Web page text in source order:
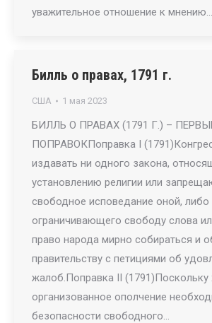
уважительное отношение к мнению…
Билль о правах, 1791 г.
США 1 мая 2023
БИЛЛЬ О ПРАВАХ (1791 Г.) –
ПОПРАВОКПоправка I
издавать ни одного закона,
установлению религии или
свободное исповедание оной, либо
ограничивающего свободу слова
право народа мирно собираться и
правительству с петициями об
жалоб.Поправка II
организованное ополчение
безопасности свободного…